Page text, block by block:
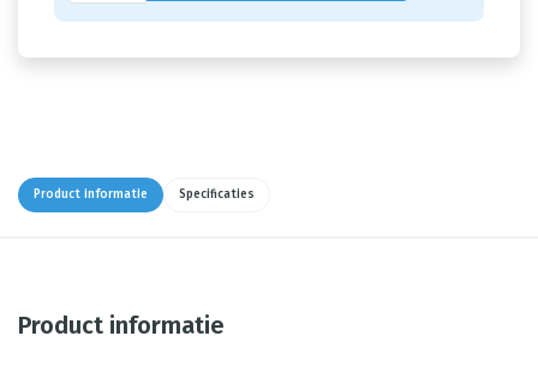
Product informatie Specificaties
Product informatie